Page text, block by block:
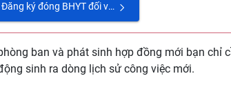
Thủ tục 603 - Đăng ký đóng BHYT đối với người chỉ tham gia BHYT
ban và phát sinh hợp đồng mới bạn chỉ
sinh ra dòng lịch sử công việc mới.